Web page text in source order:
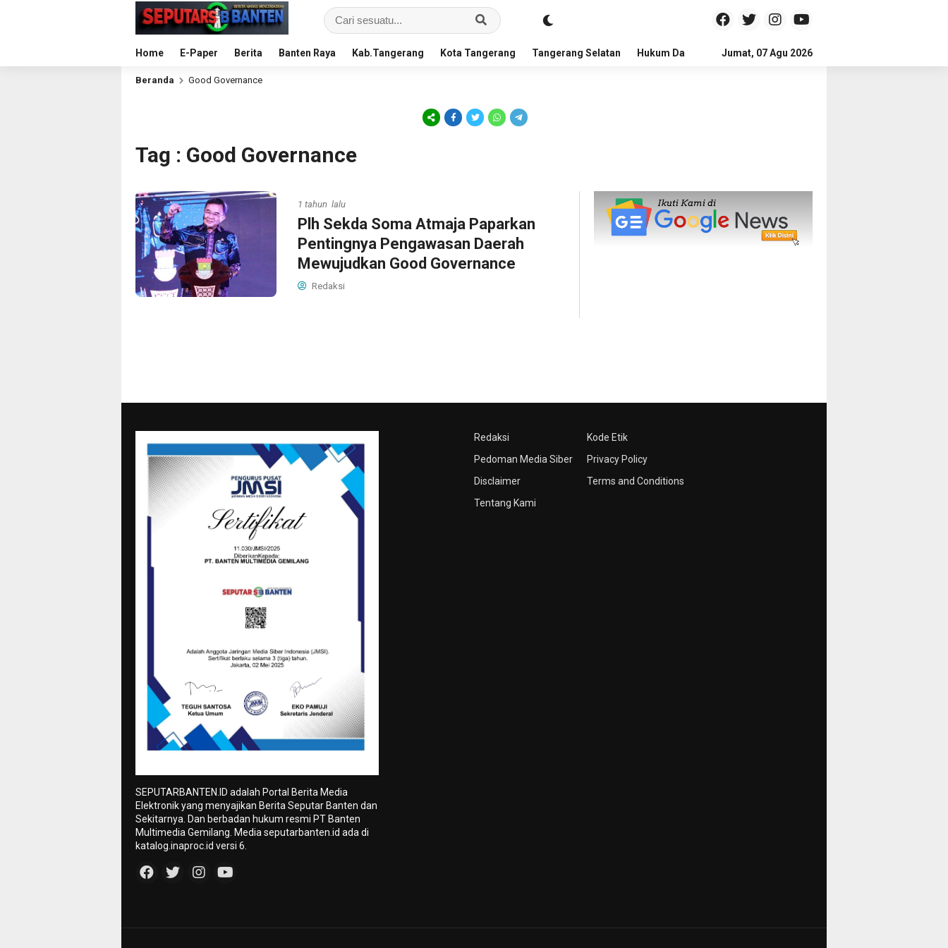
Home E-Paper Berita Banten Raya Kab.Tangerang Kota Tangerang Tangerang Selatan Hukum Dan Kriminal Politik Pendidikan
Jumat, 07 Agu 2026
Beranda Good Governance
Tag : Good Governance
1 tahun lalu
Plh Sekda Soma Atmaja Paparkan
Pentingnya Pengawasan Daerah
Mewujudkan Good Governance
Redaksi
Redaksi
Pedoman Media Siber
Disclaimer
Tentang Kami
Kode Etik
Privacy Policy
Terms and Conditions
SEPUTARBANTEN.ID adalah Portal Berita Media
Elektronik yang menyajikan Berita Seputar Banten dan
Sekitarnya. Dan berbadan hukum resmi PT Banten
Multimedia Gemilang. Media seputarbanten.id ada di
katalog.inaproc.id versi 6.